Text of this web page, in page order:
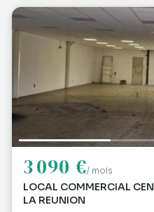
3 090 €/ mois
LOCAL COMMERCIAL
LA REUNION